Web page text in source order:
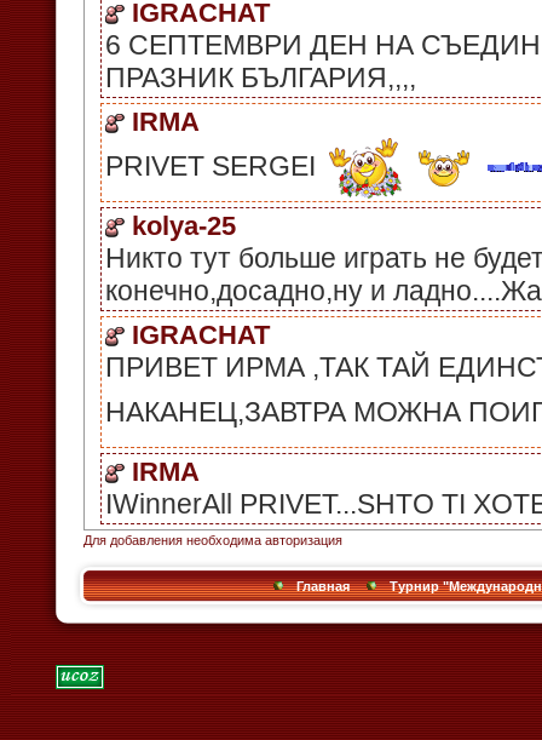
Для добавления необходима авторизация
Главная Турнир